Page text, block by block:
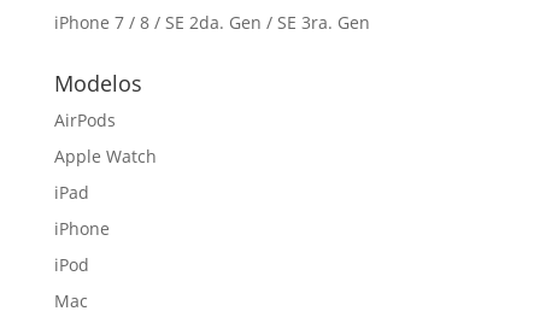
iPhone 7 / 8 / SE 2da. Gen / SE 3ra. Gen
Modelos
AirPods
Apple Watch
iPad
iPhone
iPod
Mac